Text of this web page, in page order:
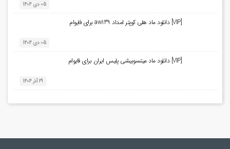
05 دی 1404
[VIP] دانلود ماد هلی کوپتر امداد aw139 برای فایوام
05 دی 1404
[VIP] دانلود ماد میتسوبیشی پلیس ایران برای فایوام
29 آذر 1404